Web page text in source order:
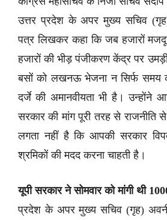
उत्तर प्रदेश के अपर मुख्य सचिव
पत्र लिखकर कहा कि जब हजारों
हजारों की भीड़ पंजीकरण केंद्र पर
बसों को लखनऊ भेजना न सिर्फ समय
दर्जे की अमानवीयता भी है। उन्होंने
सरकार की मांग पूरी तरह से राजनीति
लगता नहीं है कि आपकी सरकार
श्रमिकों की मदद करना चाहती है।
यूपी सरकार ने सोमवार को मांगी थी
प्रदेश के अपर मुख्य सचिव (गृह)